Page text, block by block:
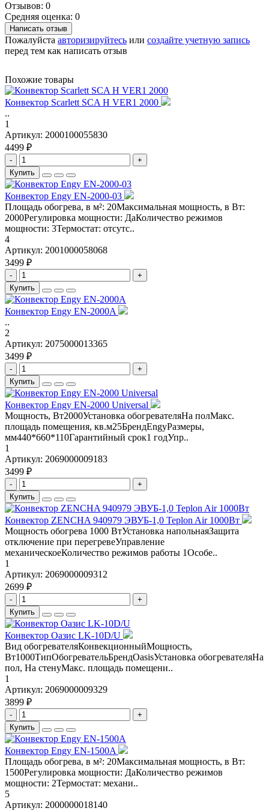
Отзывов: 0
Средняя оценка: 0
Написать отзыв
Пожалуйста авторизируйтесь или создайте учетную запись
перед тем как написать отзыв
Похожие товары
Конвектор Scarlett SCA H VER1 2000
..
1
Артикул: 2000100055830
4499 ₽
-
+
Купить
Конвектор Engy EN-2000-03
Площадь обогрева, в м²: 20Максимальная мощность, в Вт:
2000Регулировка мощности: ДаКоличество режимов
мощности: 3Термостат: отсутс..
4
Артикул: 2001000058068
3499 ₽
-
+
Купить
Конвектор Engy EN-2000A
..
2
Артикул: 2075000013365
3499 ₽
-
+
Купить
Конвектор Engy EN-2000 Universal
Мощность, Вт2000Установка обогревателяНа полМакс.
площадь помещения, кв.м25БрендEngyРазмеры,
мм440*660*110Гарантийный срок1 годУпр..
1
Артикул: 2069000009183
3499 ₽
-
+
Купить
Конвектор ZENCHA 940979 ЭВУБ-1,0 Teplon Air 1000Вт
Мощность обогрева 1000 ВтУстановка напольнаяЗащита
отключение при перегревеУправление
механическоеКоличество режимов работы 1Особе..
1
Артикул: 2069000009312
2699 ₽
-
+
Купить
Конвектор Оазис LK-10D/U
Вид обогревателяКонвекционныйМощность,
Вт1000ТипОбогревательБрендOasisУстановка обогревателяНа
пол, На стенуМакс. площадь помещени..
1
Артикул: 2069000009329
3899 ₽
-
+
Купить
Конвектор Engy EN-1500A
Площадь обогрева, в м²: 20Максимальная мощность, в Вт:
1500Регулировка мощности: ДаКоличество режимов
мощности: 2Термостат: механи..
5
Артикул: 2000000018140